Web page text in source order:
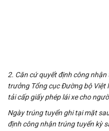
2. Căn cứ quyết định công
trưởng Tổng cục Đường bộ Việt
tải cấp giấy phép lái xe cho
Ngày trúng tuyển ghi tại mặt
định công nhận trúng tuyển kỳ